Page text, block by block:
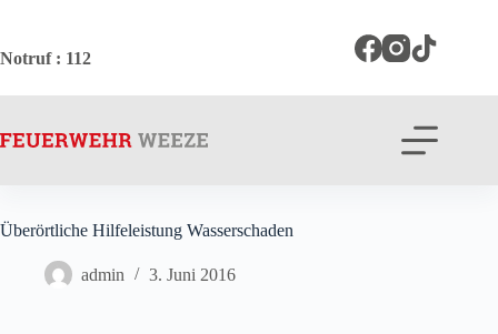
springen
Notruf: 112
Überörtliche Hilfeleistung Wasserschaden
admin 3. Juni 2016